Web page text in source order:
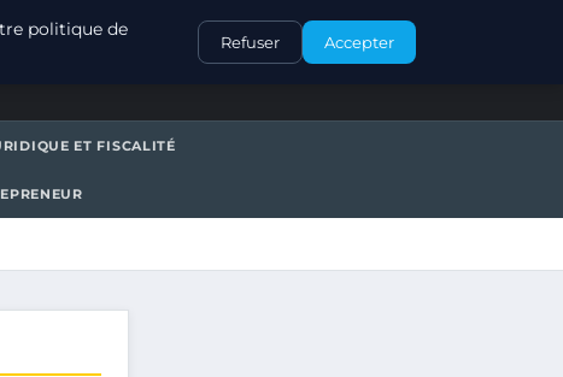
CONTACT
ET FISCALITÉ
politique de
Refuser Accepter